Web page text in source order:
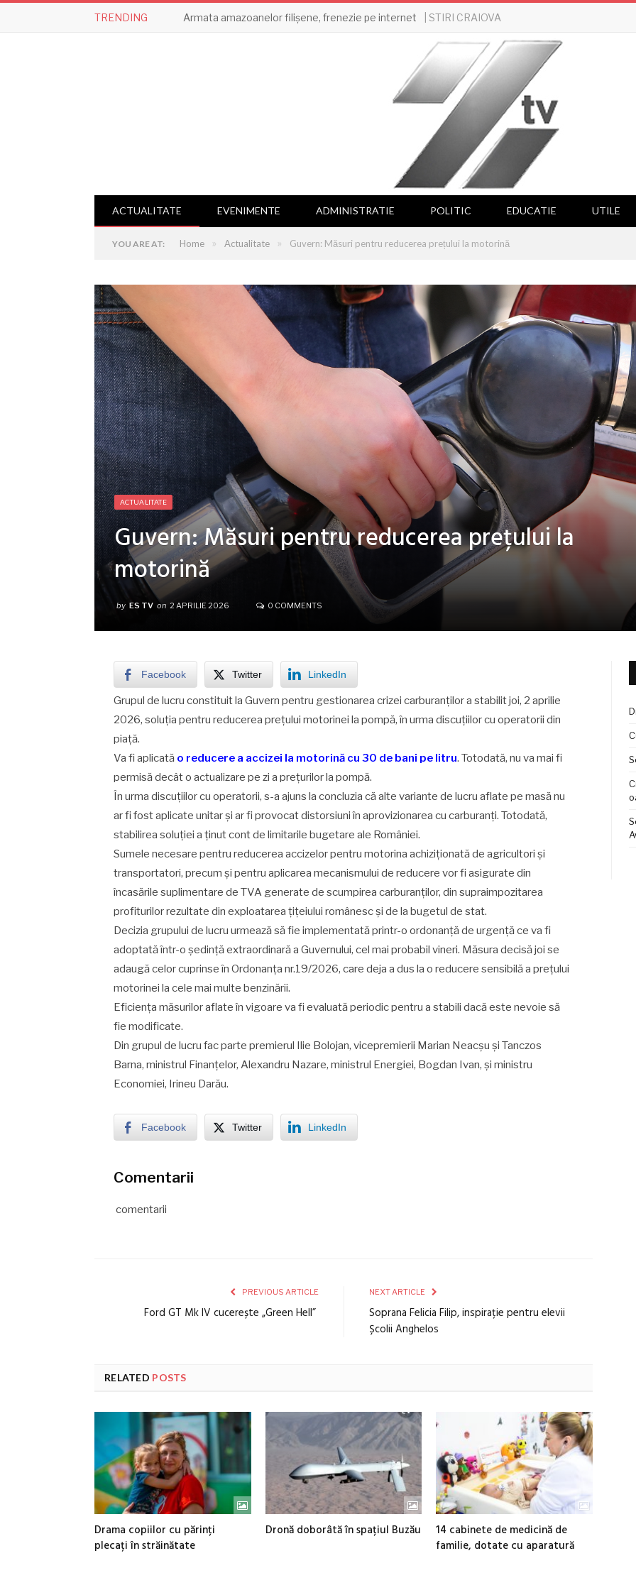
TRENDING Armata amazoanelor filișene, frenezie pe internet | STIRI CRAIOVA
ACTUALITATE EVENIMENTE ADMINISTRATIE POLITIC EDUCATIE UTILE
YOU ARE AT: Home » Actualitate » Guvern: Măsuri pentru reducerea prețului la motorină
ACTUALITATE
Guvern: Măsuri pentru reducerea prețului la
motorină
by ES TV on 2 APRILIE 2026 0 COMMENTS
Facebook Twitter LinkedIn
Grupul de lucru constituit la Guvern pentru gestionarea crizei carburanților a stabilit joi, 2 aprilie
2026, soluția pentru reducerea prețului motorinei la pompă, în urma discuțiilor cu operatorii din
piață.
Va fi aplicată o reducere a accizei la motorină cu 30 de bani pe litru. Totodată, nu va mai fi
permisă decât o actualizare pe zi a prețurilor la pompă.
În urma discuțiilor cu operatorii, s-a ajuns la concluzia că alte variante de lucru aflate pe masă nu
ar fi fost aplicate unitar și ar fi provocat distorsiuni în aprovizionarea cu carburanți. Totodată,
stabilirea soluției a ținut cont de limitarile bugetare ale României.
Sumele necesare pentru reducerea accizelor pentru motorina achiziționată de agricultori și
transportatori, precum și pentru aplicarea mecanismului de reducere vor fi asigurate din
încasările suplimentare de TVA generate de scumpirea carburanților, din supraimpozitarea
profiturilor rezultate din exploatarea țițeiului românesc și de la bugetul de stat.
Decizia grupului de lucru urmează să fie implementată printr-o ordonanță de urgență ce va fi
adoptată într-o ședință extraordinară a Guvernului, cel mai probabil vineri. Măsura decisă joi se
adaugă celor cuprinse în Ordonanța nr.19/2026, care deja a dus la o reducere sensibilă a prețului
motorinei la cele mai multe benzinării.
Eficiența măsurilor aflate în vigoare va fi evaluată periodic pentru a stabili dacă este nevoie să
fie modificate.
Din grupul de lucru fac parte premierul Ilie Bolojan, vicepremierii Marian Neacșu și Tanczos
Barna, ministrul Finanțelor, Alexandru Nazare, ministrul Energiei, Bogdan Ivan, și ministru
Economiei, Irineu Darău.
Facebook Twitter LinkedIn
Comentarii
comentarii
PREVIOUS ARTICLE
Ford GT Mk IV cucerește „Green Hell”
NEXT ARTICLE
Soprana Felicia Filip, inspirație pentru elevii
Școlii Anghelos
RELATED POSTS
Drama copiilor cu părinți
plecați în străinătate
Dronă doborâtă în spațiul Buzău
14 cabinete de medicină de
familie, dotate cu aparatură